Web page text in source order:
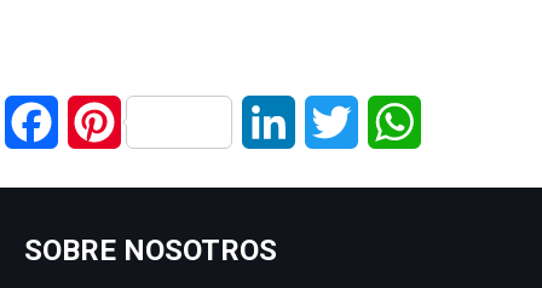
FacebookPinterest LinkedIn Twitter
SOBRE NOSOTROS